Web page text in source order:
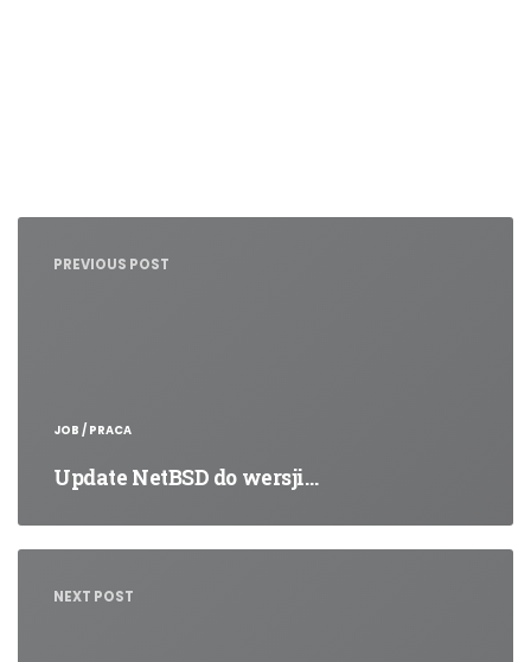
Nawigacja
PREVIOUS POST
JOB / PRACA
Update NetBSD do wersji…
NEXT POST